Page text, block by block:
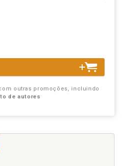
outras promoções, incluindo
de autores